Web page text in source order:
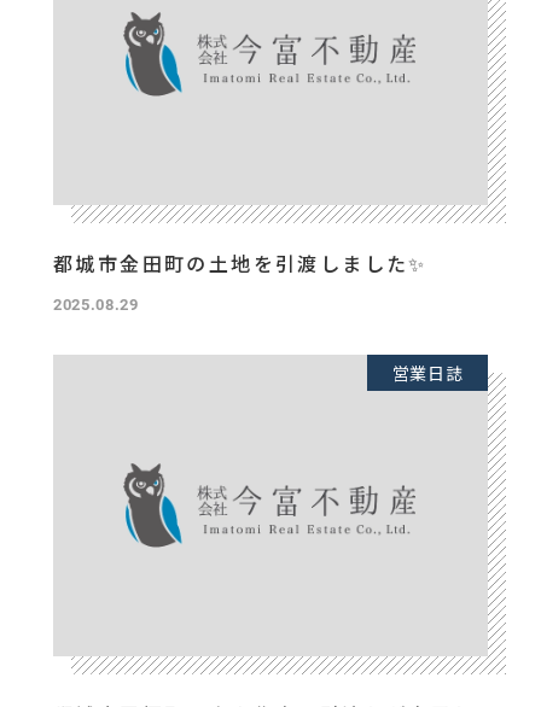
都城市金田町の土地を引渡しました✨
2025.08.29
営業日誌